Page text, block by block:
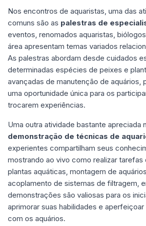
Nos encontros de aquaristas, uma das
comuns são as palestras de
eventos, renomados aquaristas,
área apresentam temas variados
As palestras abordam desde cuidados
determinadas espécies de peixes e
avançadas de manutenção de aquários,
uma oportunidade única para os
trocarem experiências.
Uma outra atividade bastante apreciada
demonstração de técnicas de
experientes compartilham seus
mostrando ao vivo como realizar
plantas aquáticas, montagem de
acoplamento de sistemas de filtragem,
demonstrações são valiosas para os
aprimorar suas habilidades e
com os aquários.